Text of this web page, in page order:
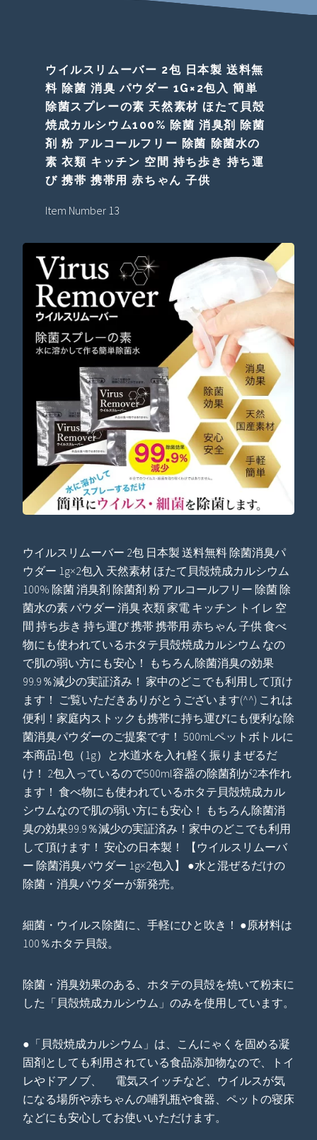
ウイルスリムーバー 2包 日本製 送料無
料 除菌 消臭 パウダー 1G×2包入 簡単
除菌スプレーの素 天然素材 ほたて貝殻
焼成カルシウム100% 除菌 消臭剤 除菌
剤 粉 アルコールフリー 除菌 除菌水の
素 衣類 キッチン 空間 持ち歩き 持ち運
び 携帯 携帯用 赤ちゃん 子供
Item Number 13
ウイルスリムーバー 2包 日本製 送料無料 除菌消臭パ
ウダー 1g×2包入 天然素材 ほたて貝殻焼成カルシウム
100% 除菌 消臭剤 除菌剤 粉 アルコールフリー 除菌 除
菌水の素 パウダー 消臭 衣類 家電 キッチン トイレ 空
間 持ち歩き 持ち運び 携帯 携帯用 赤ちゃん 子供 食べ
物にも使われているホタテ貝殻焼成カルシウム なの
で肌の弱い方にも安心！ もちろん除菌消臭の効果
99.9％減少の実証済み！ 家中のどこでも利用して頂け
ます！ ご覧いただきありがとうございます(^^) これは
便利！家庭内ストックも携帯に持ち運びにも便利な除
菌消臭パウダーのご提案です！ 500mLペットボトルに
本商品1包（1g）と水道水を入れ軽く振りまぜるだ
け！ 2包入っているので500ml容器の除菌剤が2本作れ
ます！ 食べ物にも使われているホタテ貝殻焼成カル
シウムなので肌の弱い方にも安心！ もちろん除菌消
臭の効果99.9％減少の実証済み！家中のどこでも利用
して頂けます！ 安心の日本製！ 【ウイルスリムーバ
ー 除菌消臭パウダー 1g×2包入】 ●水と混ぜるだけの
除菌・消臭パウダーが新発売。
細菌・ウイルス除菌に、手軽にひと吹き！ ●原材料は
100％ホタテ貝殻。
除菌・消臭効果のある、ホタテの貝殻を焼いて粉末に
した「貝殻焼成カルシウム」のみを使用しています。
●「貝殻焼成カルシウム」は、こんにゃくを固める凝
固剤としても利用されている食品添加物なので、トイ
レやドアノブ、 電気スイッチなど、ウイルスが気
になる場所や赤ちゃんの哺乳瓶や食器、ペットの寝床
などにも安心してお使いいただけます。